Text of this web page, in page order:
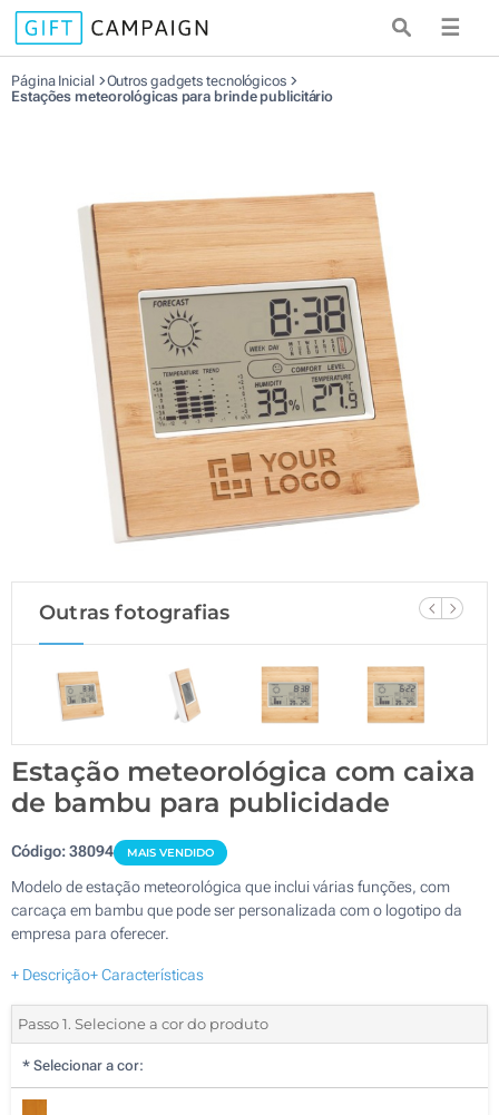
☰
Página Inicial
Outros gadgets tecnológicos
Estações meteorológicas para brinde publicitário
Outras fotografias
Estação meteorológica com caixa
de bambu para publicidade
Código:38094 MAIS VENDIDO
Modelo de estação meteorológica que inclui várias funções, com
carcaça em bambu que pode ser personalizada com o logotipo da
empresa para oferecer.
+ Descrição+ Características
Passo 1. Selecione a cor do produto
* Selecionar a cor: